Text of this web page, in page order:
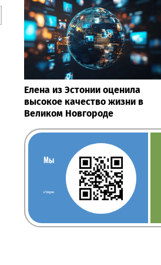
Елена из Эстонии оценила
высокое качество жизни в
Великом Новгороде
Мы
в Telegram